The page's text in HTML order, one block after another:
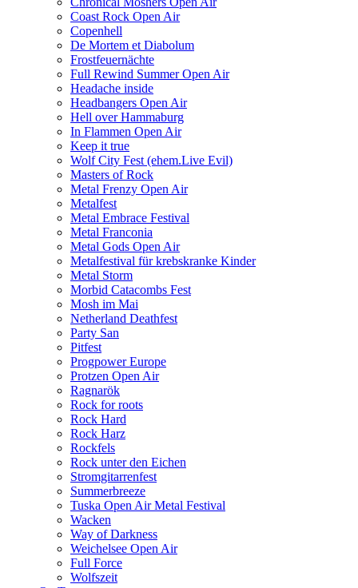
Coast Rock Open Air
Copenhell
De Mortem et Diabolum
Frostfeuernächte
Full Rewind Summer Open Air
Headache inside
Headbangers Open Air
Hell over Hammaburg
In Flammen Open Air
Keep it true
Wolf City Fest (ehem.Live Evil)
Masters of Rock
Metal Frenzy Open Air
Metalfest
Metal Embrace Festival
Metal Franconia
Metal Gods Open Air
Metalfestival für krebskranke Kinder
Metal Storm
Morbid Catacombs Fest
Mosh im Mai
Netherland Deathfest
Party San
Pitfest
Progpower Europe
Protzen Open Air
Ragnarök
Rock for roots
Rock Hard
Rock Harz
Rockfels
Rock unter den Eichen
Stromgitarrenfest
Summerbreeze
Tuska Open Air Metal Festival
Wacken
Way of Darkness
Weichelsee Open Air
Full Force
Wolfszeit